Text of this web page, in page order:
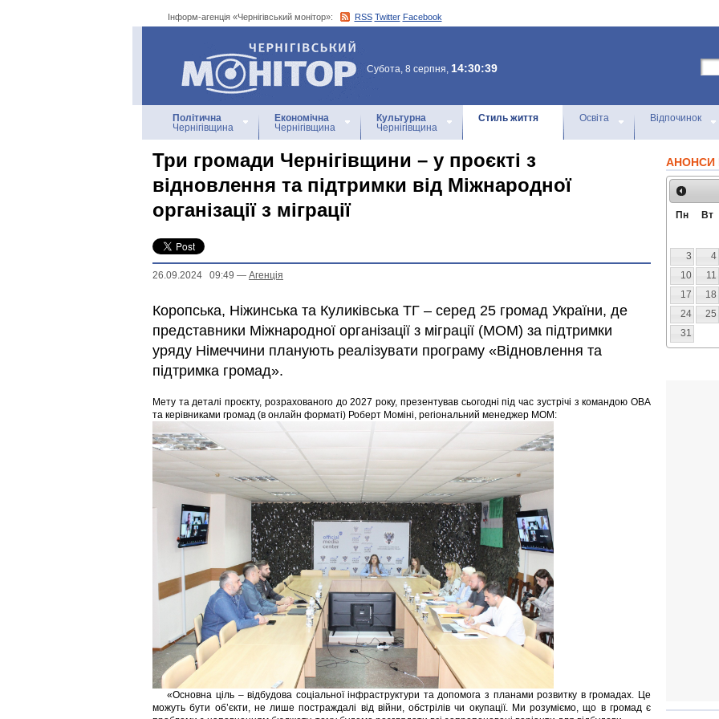
Інформ-агенція «Чернігівський монітор»: RSS Twitter Facebook
Інформ-агенція
«Чернігівський монітор»
Субота, 8 серпня, 14:30:39
Політична
Чернігівщина
Економічна
Чернігівщина
Культурна
Чернігівщина
Стиль життя Освіта Відпочинок
Три громади Чернігівщини – у проєкті з
відновлення та підтримки від Міжнародної
організації з міграції
26.09.2024 09:49 — Агенцiя
Коропська, Ніжинська та Куликівська ТГ – серед 25 громад України, де
представники Міжнародної організації з міграції (МОМ) за підтримки
уряду Німеччини планують реалізувати програму «Відновлення та
підтримка громад».
Мету та деталі проєкту, розрахованого до 2027 року, презентував сьогодні під час зустрічі з командою ОВА
та керівниками громад (в онлайн форматі) Роберт Моміні, регіональний менеджер МОМ:
«Основна ціль – відбудова соціальної інфраструктури та допомога з планами розвитку в громадах. Це
можуть бути об’єкти, не лише постраждалі від війни, обстрілів чи окупації. Ми розуміємо, що в громад є
АНОНСИ
Пн Вт
3
4
10
11
17
18
24
25
31